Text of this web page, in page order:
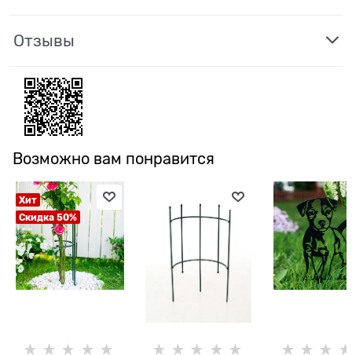
Отзывы
Возможно вам понравится
Хит
Скидка 50%